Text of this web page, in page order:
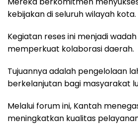
kebijakan di seluruh wilayah kota.
Kegiatan reses ini menjadi
memperkuat kolaborasi daerah.
Tujuannya adalah pengelolaan
berkelanjutan bagi masyarakat
Melalui forum ini, Kantah
meningkatkan kualitas